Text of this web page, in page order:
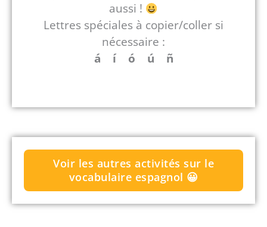
aussi !
Lettres spéciales à copier/coller si
nécessaire :
á í ó ú ñ
Voir les autres activités sur le
vocabulaire espagnol 😀